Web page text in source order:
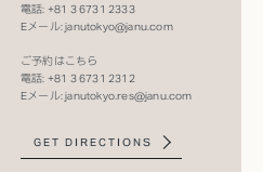
電話: +81 3 6731 2333​
Eメール:janutokyo@janu.com​
ご予約はこちら​
電話: +81 3 6731 2312​
Eメール:janutokyo.res@janu.com
GET DIRECTIONS